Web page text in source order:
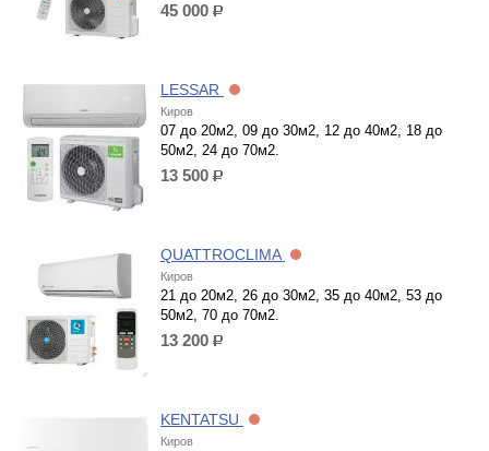
45 000 р.
LESSAR
Киров
07 до 20м2, 09 до 30м2, 12 до 40м2, 18 до
50м2, 24 до 70м2.
13 500 р.
QUATTROCLIMA
Киров
21 до 20м2, 26 до 30м2, 35 до 40м2, 53 до
50м2, 70 до 70м2.
13 200 р.
KENTATSU
Киров